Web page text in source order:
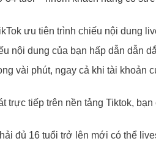
ưu tiên trình chiếu nội dung
nội dung của bạn hấp dẫn dẫn
vài phút, ngay cả khi tài khoản
trực tiếp trên nền tảng Tiktok,
đủ 16 tuổi trở lên mới có thể